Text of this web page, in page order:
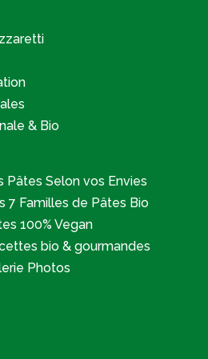
& Bio
Pâtes Selon vos Envies
7 Familles de Pâtes Bio
100% Vegan
bio & gourmandes
Photos